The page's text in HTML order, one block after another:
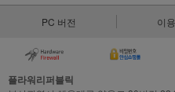
PC 버전 이
플라워리퍼블릭